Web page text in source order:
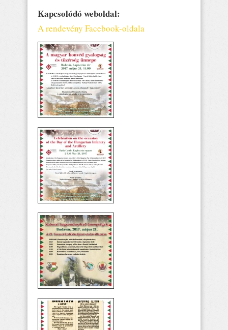
Kapcsolódó weboldal:
A rendevény Facebook-oldala